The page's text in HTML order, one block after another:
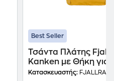
Best Seller
Τσάντα Πλάτης
Kanken με Θήκη για
Laptop 15" Ochre
Κατασκευαστής: